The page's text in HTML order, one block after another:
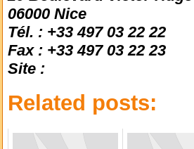
06000 Nice
Tél. : +33 497 03 22 22
Fax : +33 497 03 22 23
Site :
Related posts: